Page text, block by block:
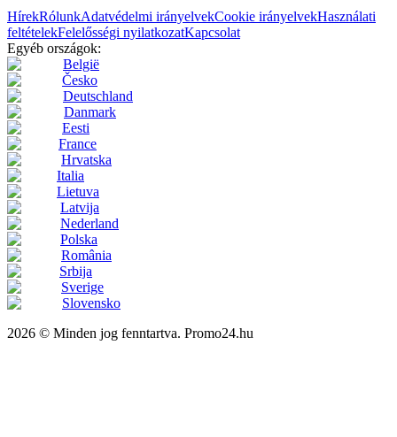
HírekRólunkAdatvédelmi irányelvekCookie irányelvekHasználati
feltételekFelelősségi nyilatkozatKapcsolat
Egyéb országok:
België
Česko
Deutschland
Danmark
Eesti
France
Hrvatska
Italia
Lietuva
Latvija
Nederland
Polska
România
Srbija
Sverige
Slovensko
2026 © Minden jog fenntartva. Promo24.hu